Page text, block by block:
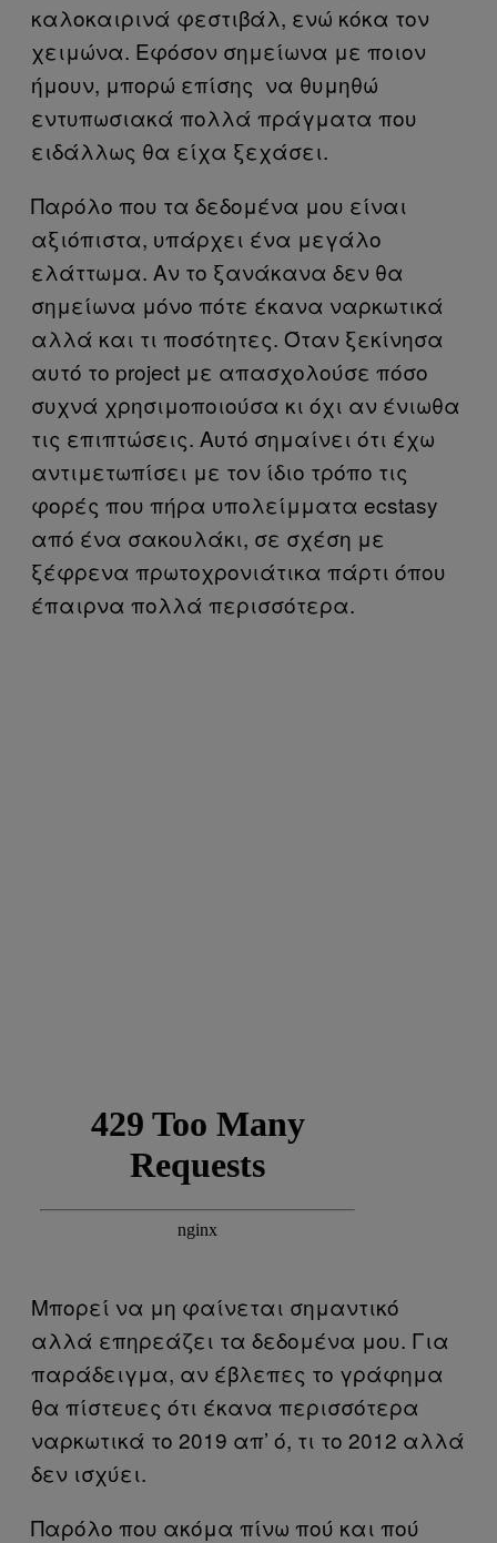
καλοκαιρινά φεστιβάλ, ενώ κόκα τον
χειμώνα. Εφόσον σημείωνα με ποιον
ήμουν, μπορώ επίσης να θυμηθώ
εντυπωσιακά πολλά πράγματα που
ειδάλλως θα είχα ξεχάσει.
Παρόλο που τα δεδομένα μου είναι
αξιόπιστα, υπάρχει ένα μεγάλο
ελάττωμα. Αν το ξανάκανα δεν θα
σημείωνα μόνο πότε έκανα ναρκωτικά
αλλά και τι ποσότητες. Όταν ξεκίνησα
αυτό το project με απασχολούσε πόσο
συχνά χρησιμοποιούσα κι όχι αν ένιωθα
τις επιπτώσεις. Αυτό σημαίνει ότι έχω
αντιμετωπίσει με τον ίδιο τρόπο τις
φορές που πήρα υπολείμματα ecstasy
από ένα σακουλάκι, σε σχέση με
ξέφρενα πρωτοχρονιάτικα πάρτι όπου
έπαιρνα πολλά περισσότερα.
Μπορεί να μη φαίνεται σημαντικό
αλλά επηρεάζει τα δεδομένα μου. Για
παράδειγμα, αν έβλεπες το γράφημα
θα πίστευες ότι έκανα περισσότερα
ναρκωτικά το 2019 απ’ ό, τι το 2012 αλλά
δεν ισχύει.
Παρόλο που ακόμα πίνω πού και πού